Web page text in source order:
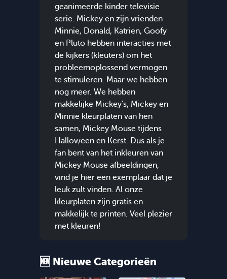
geanimeerde kinder televisie
serie. Mickey en zijn vrienden
Minnie, Donald, Katrien, Goofy
en Pluto hebben interacties met
de kijkers (kleuters) om het
probleemoplossend vermogen
te stimuleren. Maar we hebben
nog meer. We hebben
makkelijke Mickey's, Mickey en
Minnie kleurplaten van hen
samen, Mickey Mouse tijdens
Halloween en Kerst. Dus als je
fan bent van het inkleuren van
Mickey Mouse afbeeldingen,
vind je hier een exemplaar dat je
leuk zult vinden. Al onze
kleurplaten zijn gratis en
makkelijk te printen. Veel plezier
met kleuren!
🆕 Nieuwe Categorieën